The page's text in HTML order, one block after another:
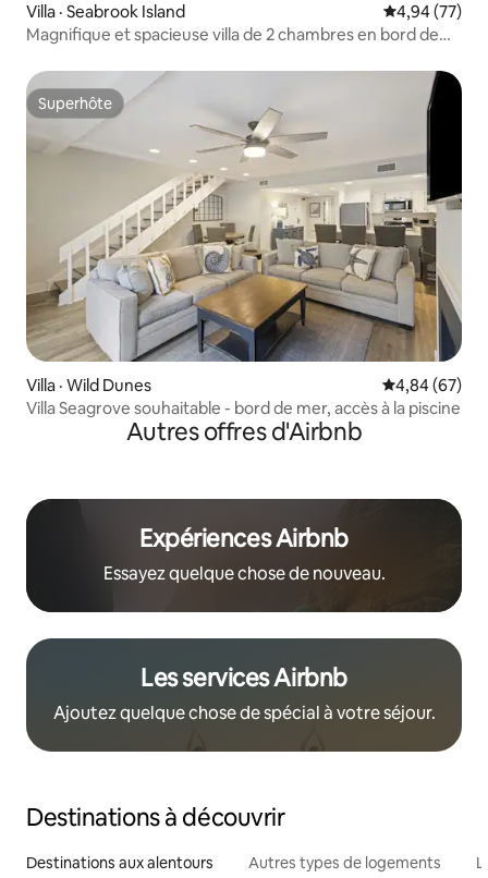
Villa · Seabrook Island Note
4,94 (77)
Magnifique et spacieuse villa de 2 chambres en bord de
Superhôte
Superhôte
Villa · Wild Dunes Note
4,84 (67)
Villa Seagrove souhaitable - bord de mer, accès à la piscine
Autres offres d'Airbnb
Expériences Airbnb
Essayez quelque chose de nouveau.
Les services Airbnb
Ajoutez quelque chose de spécial à votre séjour.
Destinations à découvrir
Destinations aux alentours Autres types de logements